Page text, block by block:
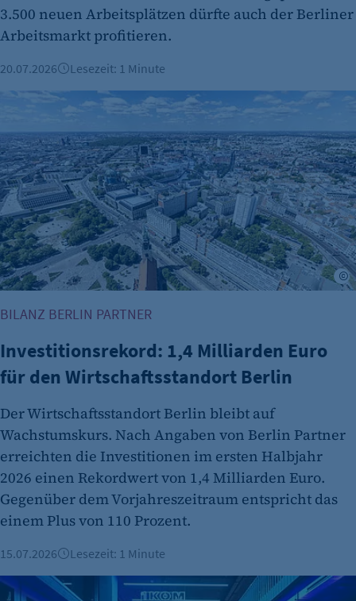
Zweck:
Dieser Cookie speichert die ausgewählten
Einverständnis-Optionen des Benutzers
Cookie Laufzeit:
1 Jahr
etracker Analytics
et_oi_v2
Anbieter:
etracker GmbH
Cookie Erkennung
Cookie Laufzeit:
2 Jahre
etracker Analytics
Name:
et_allow_cookies
Anbieter:
3.500 neuen Arbeitsplätzen dürfte auch der Berliner
Arbeitsmarkt profitieren.
20.07.2026 Lesezeit: 1 Minute
Investitionsrekord: 1,4 Milliarden Euro für den
BILANZ BERLIN PARTNER
Investitionsrekord: 1,4 Milliarden Euro
für den Wirtschaftsstandort Berlin
Der Wirtschaftsstandort Berlin bleibt auf
Wachstumskurs. Nach Angaben von Berlin Partner
erreichten die Investitionen im ersten Halbjahr
2026 einen Rekordwert von 1,4 Milliarden Euro.
Gegenüber dem Vorjahreszeitraum entspricht das
einem Plus von 110 Prozent.
15.07.2026 Lesezeit: 1 Minute
Globale Wege im Recruiting: Wie das Start-up 1Komma5°